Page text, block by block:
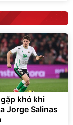
khó khi
Jorge Salinas